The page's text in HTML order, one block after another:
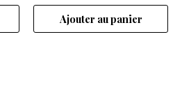
Ajouter au panier